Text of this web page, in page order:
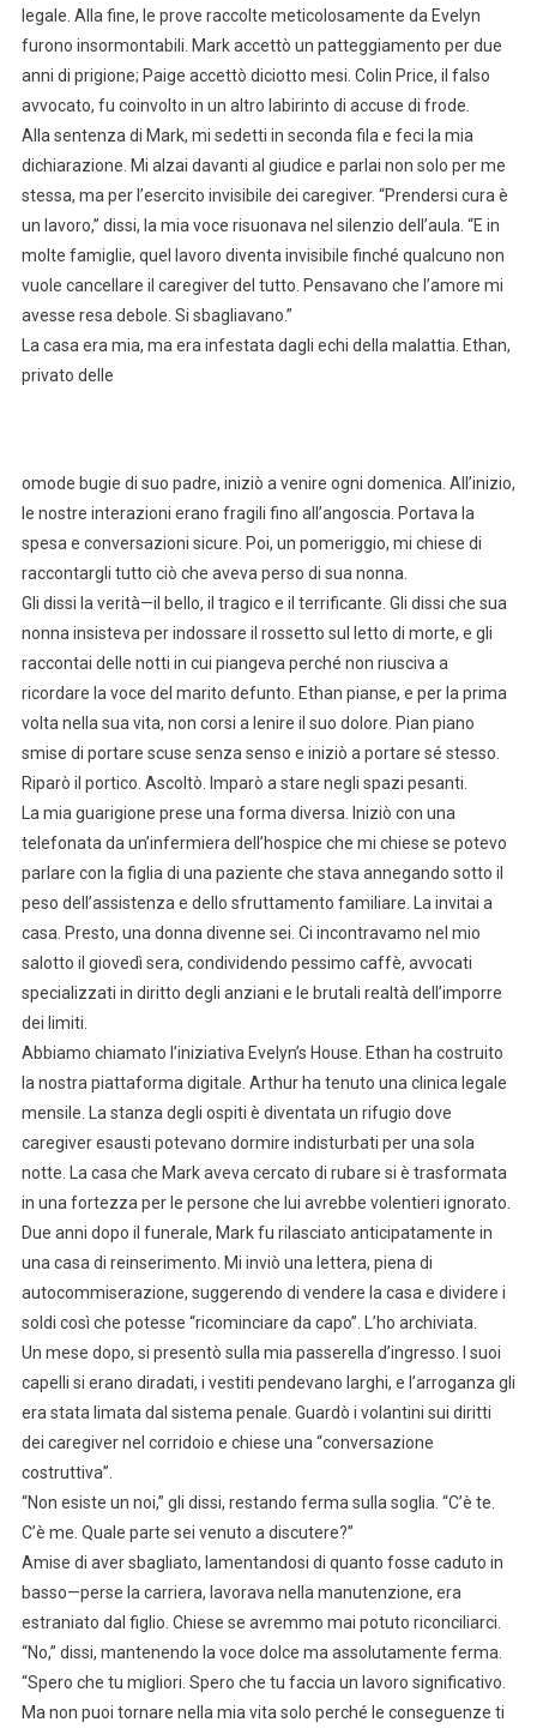
legale. Alla fine, le prove raccolte meticolosamente da Evelyn
furono insormontabili. Mark accettò un patteggiamento per due
anni di prigione; Paige accettò diciotto mesi. Colin Price, il falso
avvocato, fu coinvolto in un altro labirinto di accuse di frode.
Alla sentenza di Mark, mi sedetti in seconda fila e feci la mia
dichiarazione. Mi alzai davanti al giudice e parlai non solo per me
stessa, ma per l’esercito invisibile dei caregiver. “Prendersi cura è
un lavoro,” dissi, la mia voce risuonava nel silenzio dell’aula. “E in
molte famiglie, quel lavoro diventa invisibile finché qualcuno non
vuole cancellare il caregiver del tutto. Pensavano che l’amore mi
avesse resa debole. Si sbagliavano.”
La casa era mia, ma era infestata dagli echi della malattia. Ethan,
privato delle
omode bugie di suo padre, iniziò a venire ogni domenica. All’inizio,
le nostre interazioni erano fragili fino all’angoscia. Portava la
spesa e conversazioni sicure. Poi, un pomeriggio, mi chiese di
raccontargli tutto ciò che aveva perso di sua nonna.
Gli dissi la verità—il bello, il tragico e il terrificante. Gli dissi che sua
nonna insisteva per indossare il rossetto sul letto di morte, e gli
raccontai delle notti in cui piangeva perché non riusciva a
ricordare la voce del marito defunto. Ethan pianse, e per la prima
volta nella sua vita, non corsi a lenire il suo dolore. Pian piano
smise di portare scuse senza senso e iniziò a portare sé stesso.
Riparò il portico. Ascoltò. Imparò a stare negli spazi pesanti.
La mia guarigione prese una forma diversa. Iniziò con una
telefonata da un’infermiera dell’hospice che mi chiese se potevo
parlare con la figlia di una paziente che stava annegando sotto il
peso dell’assistenza e dello sfruttamento familiare. La invitai a
casa. Presto, una donna divenne sei. Ci incontravamo nel mio
salotto il giovedì sera, condividendo pessimo caffè, avvocati
specializzati in diritto degli anziani e le brutali realtà dell’imporre
dei limiti.
Abbiamo chiamato l’iniziativa Evelyn’s House. Ethan ha costruito
la nostra piattaforma digitale. Arthur ha tenuto una clinica legale
mensile. La stanza degli ospiti è diventata un rifugio dove
caregiver esausti potevano dormire indisturbati per una sola
notte. La casa che Mark aveva cercato di rubare si è trasformata
in una fortezza per le persone che lui avrebbe volentieri ignorato.
Due anni dopo il funerale, Mark fu rilasciato anticipatamente in
una casa di reinserimento. Mi inviò una lettera, piena di
autocommiserazione, suggerendo di vendere la casa e dividere i
soldi così che potesse “ricominciare da capo”. L’ho archiviata.
Un mese dopo, si presentò sulla mia passerella d’ingresso. I suoi
capelli si erano diradati, i vestiti pendevano larghi, e l’arroganza gli
era stata limata dal sistema penale. Guardò i volantini sui diritti
dei caregiver nel corridoio e chiese una “conversazione
costruttiva”.
“Non esiste un noi,” gli dissi, restando ferma sulla soglia. “C’è te.
C’è me. Quale parte sei venuto a discutere?”
Amise di aver sbagliato, lamentandosi di quanto fosse caduto in
basso—perse la carriera, lavorava nella manutenzione, era
estraniato dal figlio. Chiese se avremmo mai potuto riconciliarci.
“No,” dissi, mantenendo la voce dolce ma assolutamente ferma.
“Spero che tu migliori. Spero che tu faccia un lavoro significativo.
Ma non puoi tornare nella mia vita solo perché le conseguenze ti